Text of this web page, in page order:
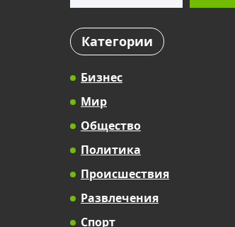
Категории
Бизнес
Мир
Общество
Политика
Происшествия
Развлечения
Спорт